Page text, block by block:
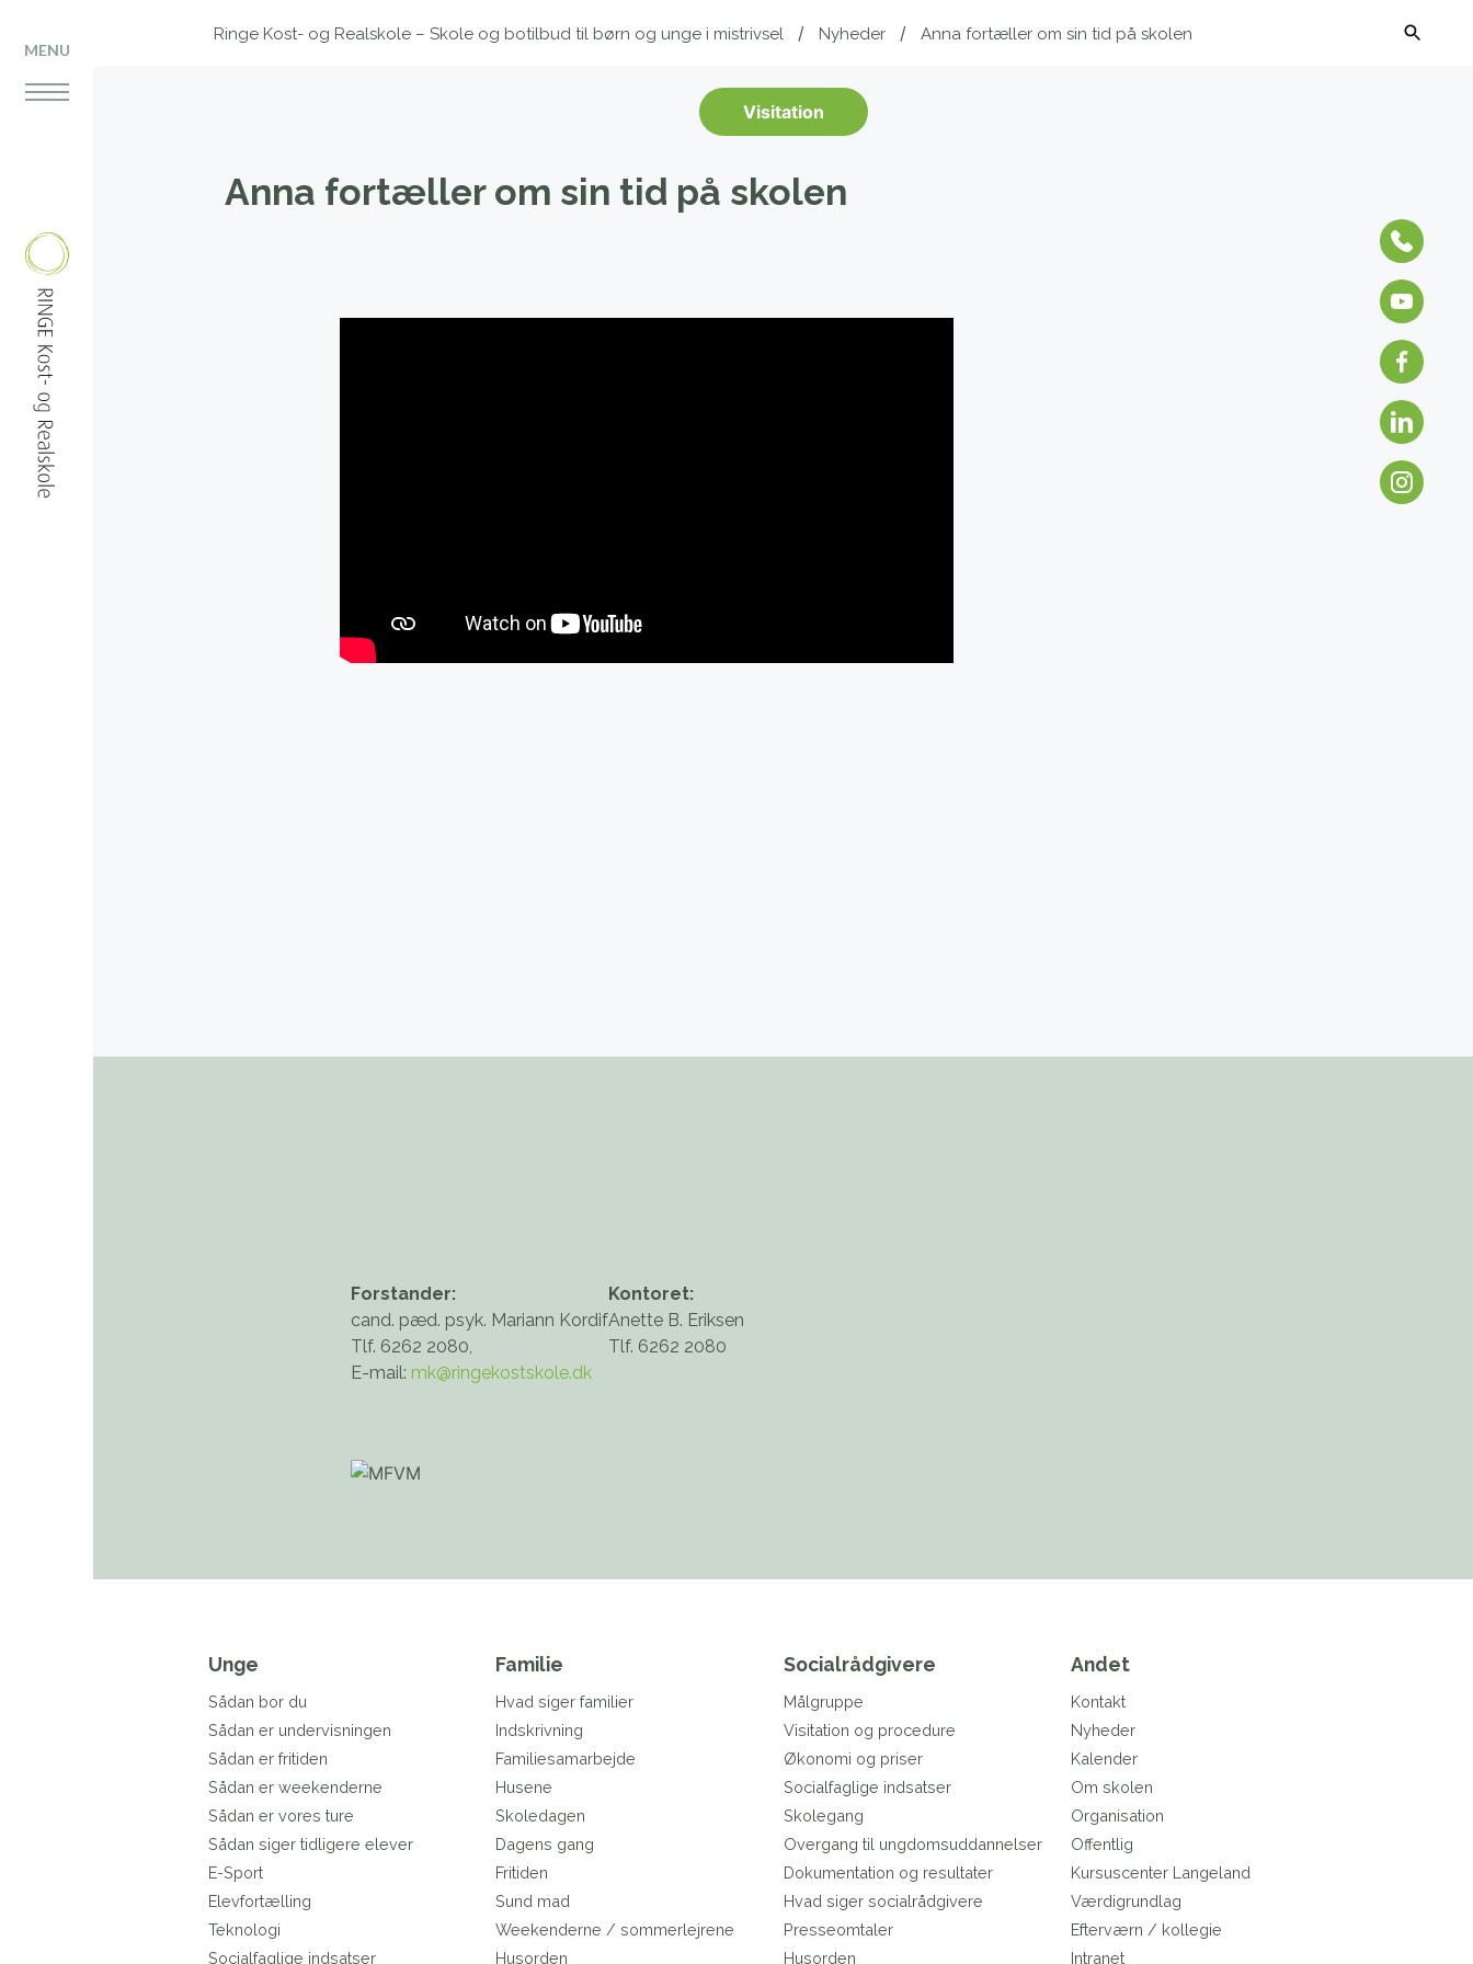
MENU
Ringe Kost- og Realskole – Skole og botilbud til børn og unge i mistrivsel Nyheder Anna fortæller om sin tid på skolen
Visitation
Anna fortæller om sin tid på skolen
Forstander:
cand. pæd. psyk. Mariann Kordif
Tlf. 6262 2080,
E-mail: mk@ringekostskole.dk
Kontoret:
Anette B. Eriksen
Tlf. 6262 2080
Unge
Sådan bor du
Sådan er undervisningen
Sådan er fritiden
Sådan er weekenderne
Sådan er vores ture
Sådan siger tidligere elever
E-Sport
Elevfortælling
Teknologi
Socialfaglige indsatser
Familie
Hvad siger familier
Indskrivning
Familiesamarbejde
Husene
Skoledagen
Dagens gang
Fritiden
Sund mad
Weekenderne / sommerlejrene
Husorden
Socialrådgivere
Målgruppe
Visitation og procedure
Økonomi og priser
Socialfaglige indsatser
Skolegang
Overgang til ungdomsuddannelser
Dokumentation og resultater
Hvad siger socialrådgivere
Presseomtaler
Husorden
Andet
Kontakt
Nyheder
Kalender
Om skolen
Organisation
Offentlig
Kursuscenter Langeland
Værdigrundlag
Efterværn / kollegie
Intranet